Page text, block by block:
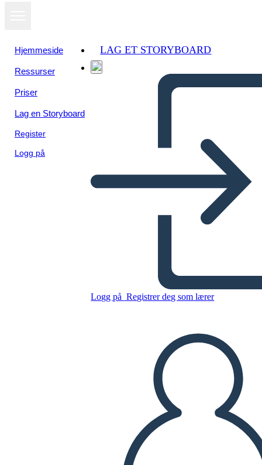
Hjemmeside
Ressurser
Priser
Lag en Storyboard
Register
Logg på
LAG ET STORYBOARD
Logg på Registrer deg som lærer
Prima e Dopo
LAGE ET STORYBOARD
SPILLE AV LYSBILDEFREMVISNING
LES FOR MEG